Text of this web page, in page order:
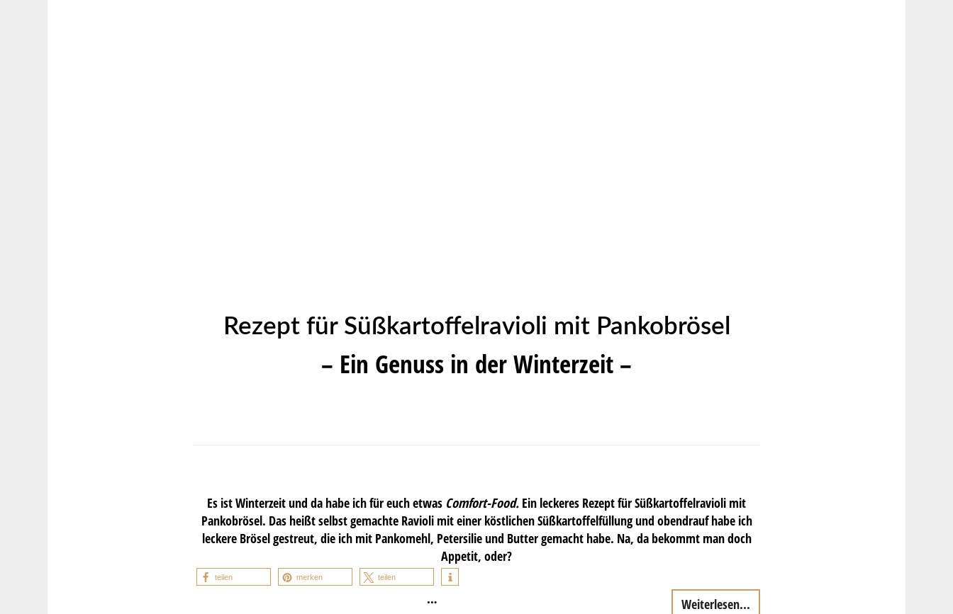
Rezept für Süßkartoffelravioli mit Pankobrösel
– Ein Genuss in der Winterzeit –
Es ist Winterzeit und da habe ich für euch etwas Comfort-Food. Ein leckeres Rezept für Süßkartoffelravioli mit
Pankobrösel. Das heißt selbst gemachte Ravioli mit einer köstlichen Süßkartoffelfüllung und obendrauf habe ich
leckere Brösel gestreut, die ich mit Pankomehl, Petersilie und Butter gemacht habe. Na, da bekommt man doch
Appetit, oder?
teilen merken teilen
… Weiterlesen...